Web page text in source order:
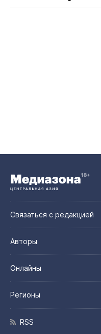
Связаться с редакцией
Авторы
Онлайны
Регионы
RSS